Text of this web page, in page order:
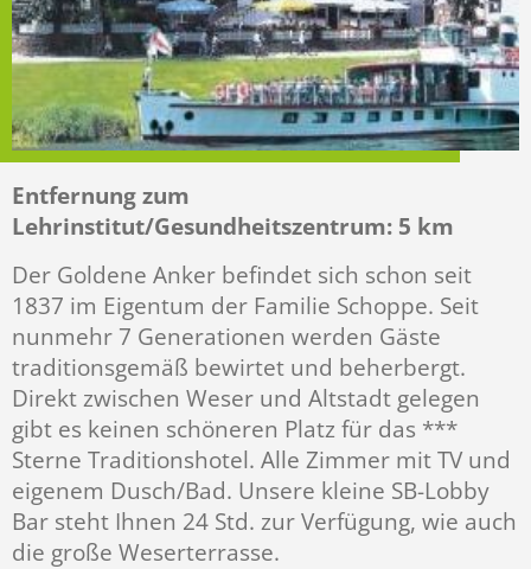
Entfernung zum
Lehrinstitut/Gesundheitszentrum: 5 km
Der Goldene Anker befindet sich schon seit
1837 im Eigentum der Familie Schoppe. Seit
nunmehr 7 Generationen werden Gäste
traditionsgemäß bewirtet und beherbergt.
Direkt zwischen Weser und Altstadt gelegen
gibt es keinen schöneren Platz für das ***
Sterne Traditionshotel. Alle Zimmer mit TV und
eigenem Dusch/Bad. Unsere kleine SB-Lobby
Bar steht Ihnen 24 Std. zur Verfügung, wie auch
die große Weserterrasse.